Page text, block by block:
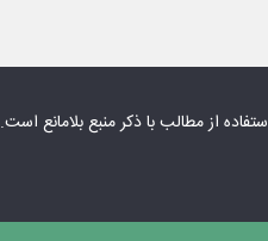
از مطالب با ذکر منبع بلامانع است.